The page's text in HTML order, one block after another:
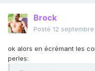
Brock
Posté 12
ok alors en écrémant les
perles: